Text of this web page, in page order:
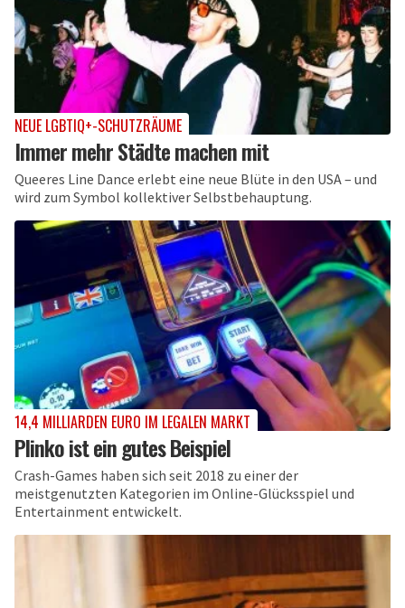
NEUE LGBTIQ+-SCHUTZRÄUME
Immer mehr Städte machen mit
Queeres Line Dance erlebt eine neue Blüte in den USA – und
wird zum Symbol kollektiver Selbstbehauptung.
14,4 MILLIARDEN EURO IM LEGALEN MARKT
Plinko ist ein gutes Beispiel
Crash-Games haben sich seit 2018 zu einer der
meistgenutzten Kategorien im Online-Glücksspiel und
Entertainment entwickelt.